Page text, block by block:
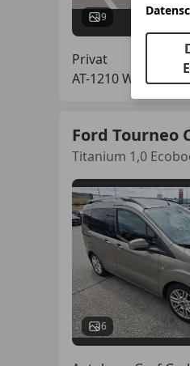
9
Privat
AT-1210 Wien 21.,
Ford Tourneo
Titanium 1,0
6